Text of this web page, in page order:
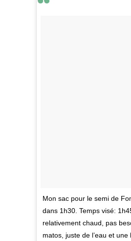
Mon sac pour le semi de
dans 1h30. Temps visé:
relativement chaud, pas
matos, juste de l’eau et